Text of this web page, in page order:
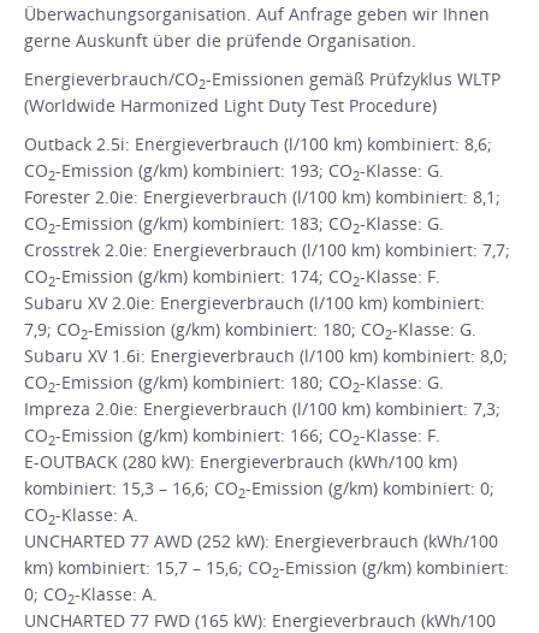
Überwachungsorganisation. Auf Anfrage geben wir Ihnen
gerne Auskunft über die prüfende Organisation.
Energieverbrauch/CO2-Emissionen gemäß Prüfzyklus WLTP
(Worldwide Harmonized Light Duty Test Procedure)
Outback 2.5i: Energieverbrauch (l/100 km) kombiniert: 8,6;
CO2-Emission (g/km) kombiniert: 193; CO2-Klasse: G.
Forester 2.0ie: Energieverbrauch (l/100 km) kombiniert: 8,1;
CO2-Emission (g/km) kombiniert: 183; CO2-Klasse: G.
Crosstrek 2.0ie: Energieverbrauch (l/100 km) kombiniert: 7,7;
CO2-Emission (g/km) kombiniert: 174; CO2-Klasse: F.
Subaru XV 2.0ie: Energieverbrauch (l/100 km) kombiniert:
7,9; CO2-Emission (g/km) kombiniert: 180; CO2-Klasse: G.
Subaru XV 1.6i: Energieverbrauch (l/100 km) kombiniert: 8,0;
CO2-Emission (g/km) kombiniert: 180; CO2-Klasse: G.
Impreza 2.0ie: Energieverbrauch (l/100 km) kombiniert: 7,3;
CO2-Emission (g/km) kombiniert: 166; CO2-Klasse: F.
E-OUTBACK (280 kW): Energieverbrauch (kWh/100 km)
kombiniert: 15,3 – 16,6; CO2-Emission (g/km) kombiniert: 0;
CO2-Klasse: A.
UNCHARTED 77 AWD (252 kW): Energieverbrauch (kWh/100
km) kombiniert: 15,7 – 15,6; CO2-Emission (g/km) kombiniert:
0; CO2-Klasse: A.
UNCHARTED 77 FWD (165 kW): Energieverbrauch (kWh/100